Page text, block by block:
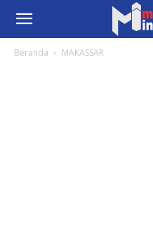
Beranda MAKASSAR